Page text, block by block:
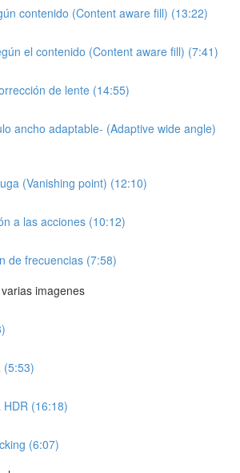
contenido (Content aware fill) (13:22)
el contenido (Content aware fill) (7:41)
de lente (14:55)
ancho adaptable- (Adaptive wide angle)
(Vanishing point) (12:10)
a las acciones (10:12)
de frecuencias (7:58)
imagenes
(5:53)
HDR (16:18)
(6:07)